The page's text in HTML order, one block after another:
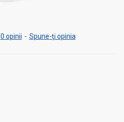
0 opinii - Spune-ţi opinia